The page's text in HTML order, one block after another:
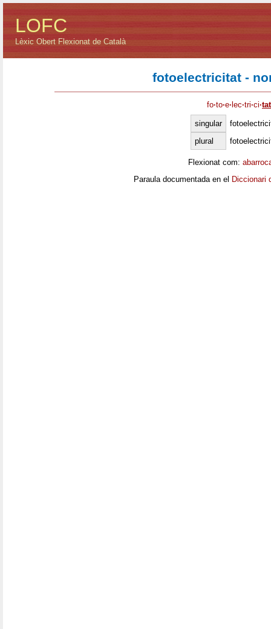
LOFC
Lèxic Obert Flexionat de Català
fotoelectricitat -
fo·to·e· lec·tri·ci·tat
singular
plural
Flexionat com:
Paraula documentada en el Diccionari